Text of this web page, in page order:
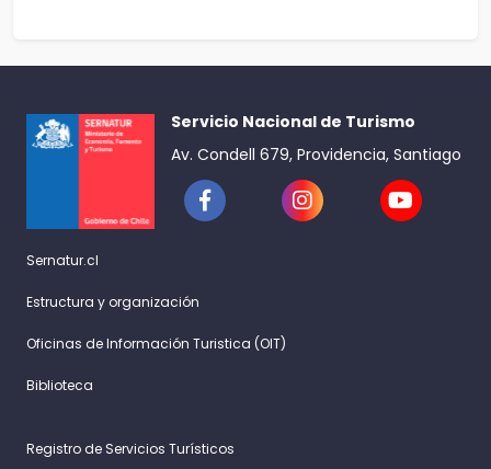
Servicio Nacional de Turismo
Av. Condell 679, Providencia, Santiago
Sernatur.cl
Estructura y organización
Oficinas de Información Turistica (OIT)
Biblioteca
Registro de Servicios Turísticos